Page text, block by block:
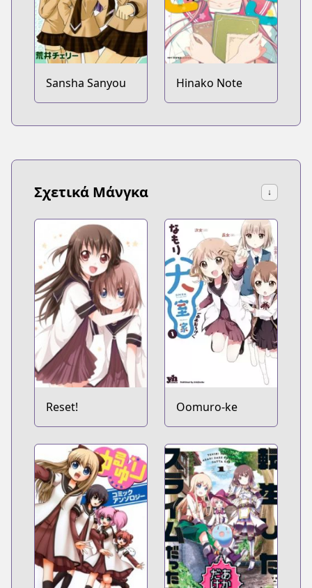
Sansha Sanyou Hinako Note
Σχετικά Μάνγκα ↓
Reset! Oomuro-ke